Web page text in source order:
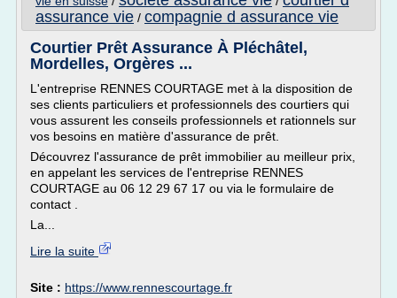
assurance vie / compagnie d assurance vie
Courtier Prêt Assurance À Pléchâtel,
Mordelles, Orgères ...
L'entreprise RENNES COURTAGE met à la disposition de
ses clients particuliers et professionnels des courtiers qui
vous assurent les conseils professionnels et rationnels sur
vos besoins en matière d'assurance de prêt.
Découvrez l'assurance de prêt immobilier au meilleur prix,
en appelant les services de l'entreprise RENNES
COURTAGE au 06 12 29 67 17 ou via le formulaire de
contact .
La...
Lire la suite
Site : https://www.rennescourtage.fr